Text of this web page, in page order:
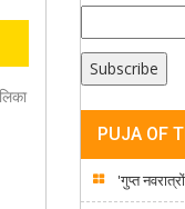
PUJA OF
'गुप्त